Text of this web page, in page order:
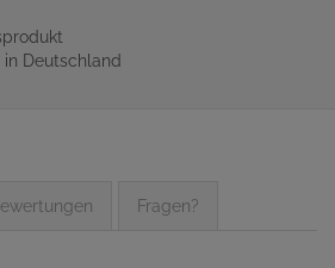
Deutschland
Fragen?